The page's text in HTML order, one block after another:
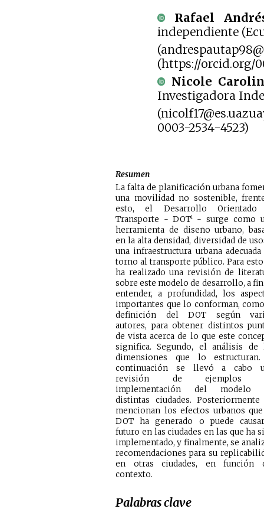
Rafael
independiente
(https://orcid.org/
Nicole
Investigadora
0003-2534-4523)
Resumen
La falta de planificación urbana
una movilidad no sostenible,
esto, el Desarrollo
Transporte - DOT1
herramienta de diseño urbano,
en la alta densidad, diversidad de
una infraestructura urbana adecuada
torno al transporte público. Para esto
ha realizado una revisión de
sobre este modelo de desarrollo, a
entender, a profundidad, los
importantes que lo conforman,
definición del DOT según
autores, para obtener distintos
de vista acerca de lo que este
significa. Segundo, el análisis de
dimensiones que lo
continuación se llevó a cabo
revisión de ejemplos
implementación del modelo
distintas ciudades. Posteriormente
mencionan los efectos urbanos
DOT ha generado o puede
futuro en las ciudades en las que ha
implementado, y finalmente, se analizan
recomendaciones para su
en otras ciudades, en función
contexto.
Palabras clave